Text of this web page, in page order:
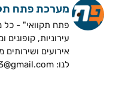
מערכת פתח
פתח תקוואי" -
עירוניות, קופונים
אירועים
לנו: petachtikva03@gmail.com